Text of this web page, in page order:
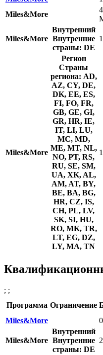
Miles&More
4
Miles&More
Внутренний
Внутренние
страны: DE
Miles&More
Регион
Страны
региона: AD,
AZ, CY, DE,
DK, EE, ES,
FI, FO, FR,
GB, GE, GI,
GR, HR, IE,
IT, LI, LU,
MC, MD,
ME, MT, NL,
NO, PT, RS,
RU, SE, SM,
UA, XK, AL,
AM, AT, BY,
BE, BA, BG,
HR, CZ, IS,
CH, PL, LV,
SK, SI, HU,
RO, MK, TR,
LT, EG, DZ,
LY, MA, TN
; ;
Программа Ограничение
Miles&More
Miles&More
Внутренний
Внутренние
страны: DE